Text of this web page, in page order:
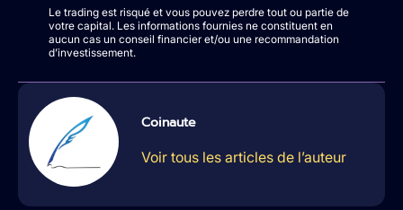
Le trading est risqué et vous pouvez perdre tout ou partie de
votre capital. Les informations fournies ne constituent en
aucun cas un conseil financier et/ou une recommandation
d’investissement.
Coinaute
Voir tous les articles de l’auteur